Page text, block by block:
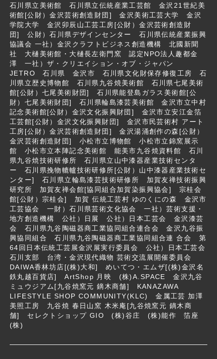
石川県立美術館 石川県立伝統産業工芸館 金沢21世紀美
術館[公財）金沢芸術創造財団] 金沢美術工芸大学 金沢
学院大学 金沢卯辰山工芸工房[公財）金沢芸術創造財
団] 公財）石川県デザインセンター 石川県伝統産業振興
協議会 一社）金沢クラフトビジネス創造機構 北國新聞
社 大樋美術館・大樋長左衛門窯 認定NPO法人趣都金
澤 一社）ザ・クリエイション・オブ・ジャパン
JETRO 石川県 金沢市 石川県文化財保存修復工房 石
川県立歴史博物館 石川県九谷焼美術館 石川県七尾美術
館[公財）七尾美術財団] 石川県能登島ガラス美術館[公
財）七尾美術財団] 石川県輪島漆芸美術館 金沢市立中村
記念美術館[公財）金沢文化振興財団] 金沢市立安江金箔
工芸館[公財）金沢文化振興財団] 金沢市民芸術村 アート
工房[公財）金沢芸術創造財団] 金沢湯涌創作の森[公財）
金沢芸術創造財団] 小松市立博物館 小松市立錦窯展示
館 小松市立本陣記念美術館 能美市九谷焼資料館 石川
県九谷焼技術研修所 石川県立山中漆器産業技術センタ
ー 石川県挽物轆轤技術研修所[公財）山中漆器産業技術セ
ンター] 石川県立輪島漆芸技術研修所 加賀友禅技術振興
研究所 加賀友禅会館[協同組合加賀染振興協会] 宗桂会
館[公財）宗桂会] 加賀 伝統工芸村 ゆのくにの森 金沢市
工芸協会 一財）石川県芸術文化協会 一社）芸術支援・
地方創造機構 公社）日展 公社）日本工芸会 金沢漆芸
会 石川県九谷陶磁器商工業協同組合連合会 金沢九谷振
興協同組合 石川県九谷陶磁器商工業協同組合連 合会 第
64回日本伝統工芸展金沢展実行委員会 公社）日本工芸会
石川支部 台湾・金沢現代織物 芸術交流展開催委員会
DAIWA香林坊店[(株)大和] めいてつ・エムザ[(株)金沢名
鉄丸越百貨店] ArtShop 月映 (株)A.SPACE 金沢九谷
ミュウジアム[九谷焼窯元 鏑木商舗] KANAZAWA
LIFESTYLE SHOP COMMUNITY(KLC) 金属工芸 加澤
美照工房 九谷焼 春日山窯 木米庵[九谷焼窯元 鏑木商
舗] セレクトショップ GIO (株)谷庄 (株)能作 箔座
(株)